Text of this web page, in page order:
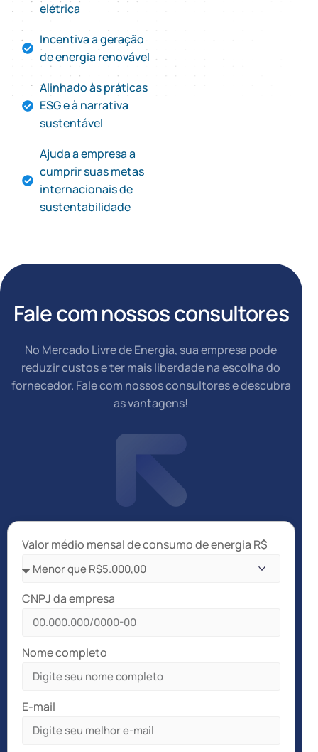
elétrica
Incentiva a geração
de energia renovável
Alinhado às práticas
ESG e à narrativa
sustentável
Ajuda a empresa a
cumprir suas metas
internacionais de
sustentabilidade
Fale com nossos consultores
No Mercado Livre de Energia, sua empresa pode
reduzir custos e ter mais liberdade na escolha do
fornecedor. Fale com nossos consultores e descubra
as vantagens!
Valor médio mensal de consumo de energia R$
CNPJ da empresa
Nome completo
E-mail